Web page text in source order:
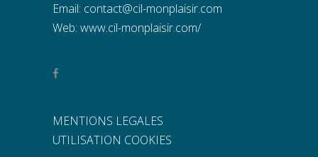
Email: contact@cil-monplaisir.com
Web: www.cil-monplaisir.com/
MENTIONS LEGALES
UTILISATION COOKIES